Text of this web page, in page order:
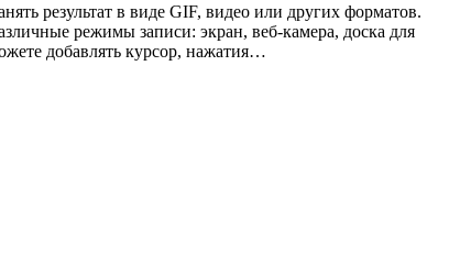
результат в виде GIF, видео или других форматов.
режимы записи: экран, веб-камера, доска для
добавлять курсор, нажатия…